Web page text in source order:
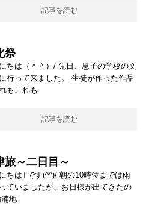
記事を読む
祭
ちは（＾＾）/ 先日、息子の学校の文
行って来ました。 生徒が作った作品
もこれも
記事を読む
旅～二日目～
ちはTです(^^)/ 朝の10時位までは雨
ていましたが、お日様が出てきたの
地